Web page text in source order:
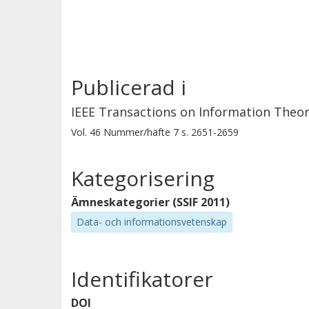
Publicerad i
IEEE Transactions on Information
Vol. 46 Nummer/häfte 7 s. 2651-2659
Kategorisering
Ämneskategorier (SSIF 2011)
Data- och informationsvetenskap
Identifikatorer
DOI